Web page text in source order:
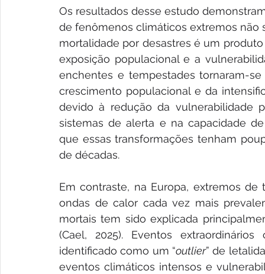
Os resultados desse estudo
de fenômenos climáticos extremos não
mortalidade por desastres é um
exposição populacional e a
enchentes e tempestades tornaram-
crescimento populacional e da
devido à redução da vulnerabilidade
sistemas de alerta e na capacidade
que essas transformações tenham
de décadas.
Em contraste, na Europa, extremos
ondas de calor cada vez mais
mortais tem sido explicada
(Cael, 2025). Eventos
identificado como um “outlier” de
eventos climáticos intensos e